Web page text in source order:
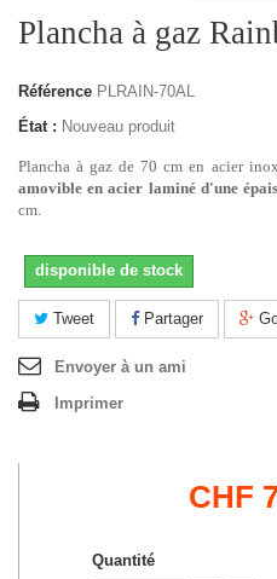
Plancha à gaz
Référence PLRAIN-70AL
État : Nouveau produit
Plancha à gaz de 70 cm en acier
amovible en acier laminé d'une
cm.
disponible de stock
Tweet Partager
Envoyer à un ami
Imprimer
CHF
Quantité